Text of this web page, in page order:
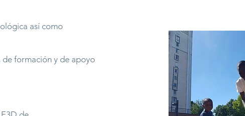
así como
formación y de apoyo